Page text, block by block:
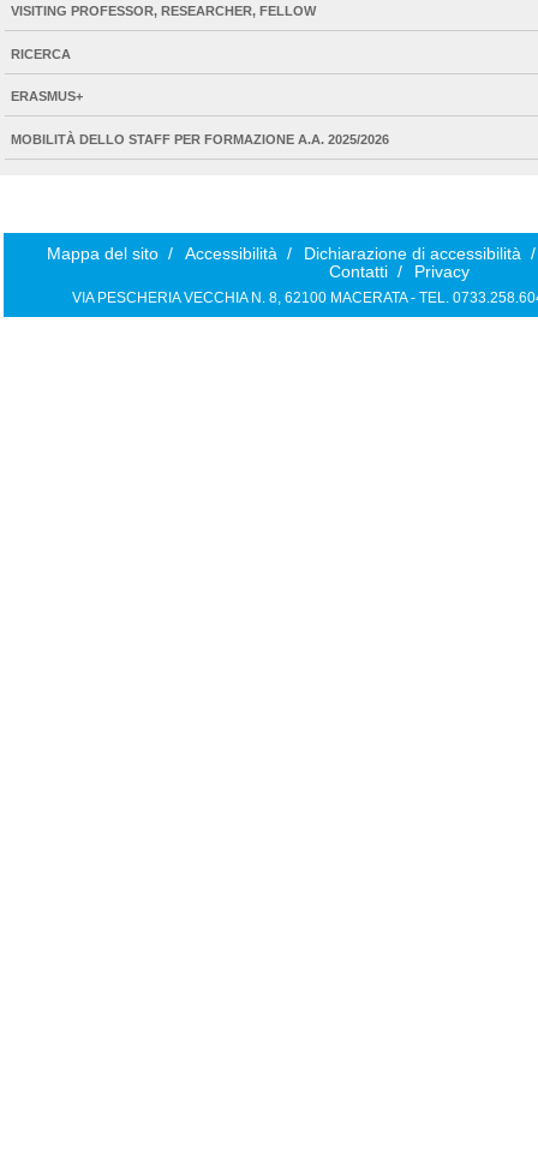
VISITING PROFESSOR, RESEARCHER, FELLOW
RICERCA
ERASMUS+
MOBILITÀ DELLO STAFF PER FORMAZIONE A.A. 2025/2026
Mappa del sito / Accessibilità / Dichiarazione di accessibilità /
Contatti / Privacy
VIA PESCHERIA VECCHIA N. 8, 62100 MACERATA - TEL.